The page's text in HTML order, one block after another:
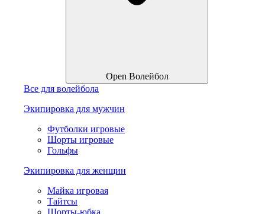
Open Волейбол
Все для волейбола
Экипировка для мужчин
Футболки игровые
Шорты игровые
Гольфы
Экипировка для женщин
Майка игровая
Тайтсы